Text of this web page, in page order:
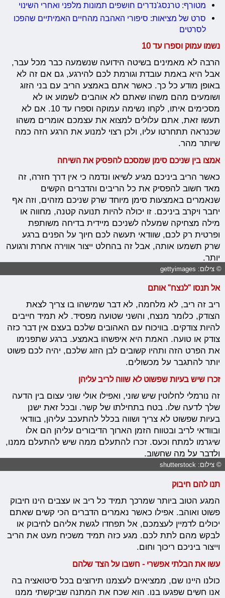
מטורף: טרנסג'נדרים חושפים תמונות מלפני ואחרי השינוי
סרט של מציאות: סיפורי האהבה מהחיים האמיתיים שהפכו
לסרטים
נשמו עמוק וספרו עד 10
הרבה לא מאמינים בשיטה הידועה שנשמעה כבר מכל עבר,
אבל היא באמת עובדת וגורמת לכם להירגע, גם אם זה לא
באופן מודע כל כך. כאשר אתם באמצע הריב עם בני הזוג
ושומעים מהם משהו שאתם לא אוהבים לשמוע או לא
מסכימים איתו, לקחו נשימה עמוקה וספרו עד 10. אם לא
תעשו זאת, אתם עלולים למצוא את עצמכם אומרים משהו
שכנראה תתחרטו עליו, ולכן רצוי למנוע את הרגע הזה כמה
שיותר מהר.
אמצו בין שניכם סימן שמסכם להפסיק את השיחה
כאשר הריב ביניכם מגיע לשיאו ונדמה כי אין דרך חזרה, זה
מאד חשוב להפסיק את כל הריבים והדברים הקשים
שנאמרים באמצעות סימן מיוחד שרק שניכם מזהים, וזה אף
יחבר ויקרב ביניכם. זו יכולה להיות תנועה קטנה, מחווה או
מילה מצחיקה שמעלה לשניכם מיידית בדיחה משותפת
ופרטית רק לכם, שוודאי תעשה לכם חיוך על הפנים ברגע
שרק תשמעו אותה, אבל זה בהחלט ייצור אווירה אחרת ורגועה
יותר.
© צילום: gettyimages
אל תנסו "לנצח" אותם
ריב זה ריב, לא מלחמה, לא דבר שמישהו בו צריך לצאת
הצודק, כלומר מנצח, והשני שטועה מפסיד. לא תמיד חייבים
להיות צודקים. בוויכוח עם האהובים שלכם בעצם אין דבר כזה
צודק או טועה. האמת היא איפשהו באמצע. ברגע שתפנימו
את הפרט הזה ותהיו קשובים לבן הזוג שלכם, יהיה לכם פשוט
יותר להתגבר על מכשולים.
זכרו שיש בעיות שפשוט לא שווה לריב עליהן
זה נורמלי לחלוטין שיש שוני, ואפילו אולי שוני עצום בין הדעה
שלך לדעה שלו. בטח בתחילתו של קשר. ובכל זאת ישנן
בעיות שפשוט לא צריך ושווה בכלל להתעכב עליהן, בוודאי
ובוודאי לריב ובטווח הזמן הארוך הדיבורים עליהן הם אלו
שיגרמו למתח וכעס. זכרו להתעלם ממה שיש להתעלם ממנו,
ולדבר על מה שחשוב.
© צילום: shutterstock
תנו להם חיבוק
המגע הטוב ביותר שמרכך תמיד כל ריב או עצבים הינו חיבוק
פשוט ואוהב. אפילו כאשר נאמרים הדברים הכי קשים שאתם
יכולים לדמיין לעצמכם, אל תפחדו לגשת אליהם לחיבוק או
לבקש מהם לתת לכם. מגע כזה תמיד משכיח מעט את הריב
וייצור ביניכם ריכוך וחום.
עשו את הבלתי אפשרי - חשבו על הצד שלהם
כולנו היינו שם, ממציאים לעצמנו תירוצים בכל סיטואציה בה
אנו חשים שפגעו בנו. הוא שכח את המתנה שביקשתי ממנו